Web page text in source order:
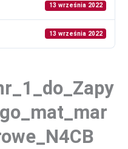
13 września 2022
13 września 2022
Następny Plik